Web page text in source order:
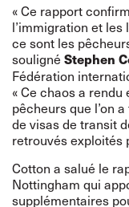
« Ce rapport
l’immigration et
ce sont les
souligné Stephen
Fédération
« Ce chaos a
pêcheurs que l’on
de visas de transit
retrouvés exploités
Cotton a salué le
Nottingham qui
supplémentaires